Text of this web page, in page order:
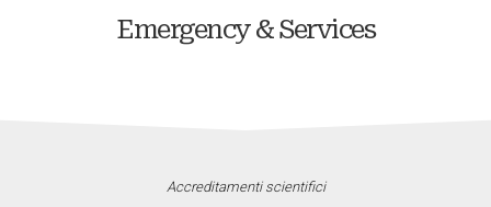
Emergency & Services
Accreditamenti scientifici